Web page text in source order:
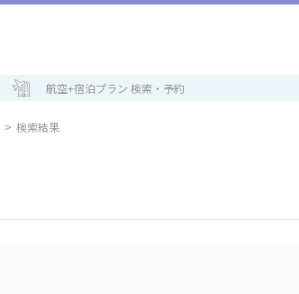
航空+宿泊プラン 検索・予約
> 検索結果